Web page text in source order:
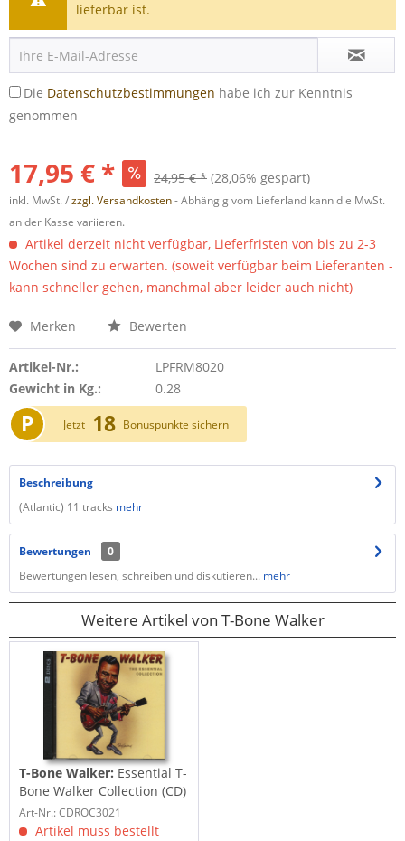
lieferbar ist.
Die Datenschutzbestimmungen habe ich zur Kenntnis
genommen
17,95 € * 24,95 € * (28,06% gespart)
inkl. MwSt. /zzgl. Versandkosten- Abhängig vom Lieferland kann die MwSt.
an der Kasse variieren.
Artikel derzeit nicht verfügbar, Lieferfristen von bis zu 2-3
Wochen sind zu erwarten. (soweit verfügbar beim Lieferanten -
kann schneller gehen, manchmal aber leider auch nicht)
Merken Bewerten
Artikel-Nr.:
LPFRM8020
Gewicht in Kg.:
0.28
P Jetzt 18 Bonuspunkte sichern
Beschreibung
(Atlantic) 11 tracks mehr
Bewertungen
0
Bewertungen lesen, schreiben und diskutieren... mehr
Weitere Artikel von T-Bone Walker
T-Bone Walker: Essential T-
Bone Walker Collection (CD)
Art-Nr.: CDROC3021
Artikel muss bestellt